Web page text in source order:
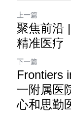
上一篇
聚焦前沿
精准医疗
下一篇
Frontiers
一附属医
心和思勤